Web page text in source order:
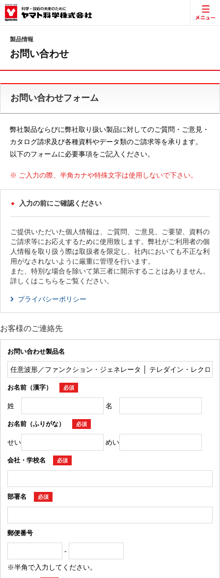
製品情報
お問い合わせ
お問い合わせフォーム
弊社製品ならびに弊社取り扱い製品に対してのご質問・ご意見・
カタログ請求及び各種資料やデータ類のご請求等を承ります。
以下のフォームに必要事項をご記入ください。
※ ご入力の際、半角カナや特殊文字は使用しないで下さい。
入力の前にご確認ください
ご提供いただいた個人情報は、ご質問、ご意見、ご要望、資料の
ご請求等にお応えするために使用致します。弊社がご利用者の個
人情報を取り扱う際は取扱者を限定し、社内においても不正な利
用がなされないように厳重に管理を行います。
また、特別な場合を除いて第三者に開示することはありません。
詳しくはこちらをご覧ください。
プライバシーポリシー
お客様のご連絡先
お問い合わせ製品名
お名前（漢字） 必須
姓 名
お名前（ふりがな） 必須
せい めい
会社・学校名 必須
部署名 必須
郵便番号
-
※半角で入力してください。